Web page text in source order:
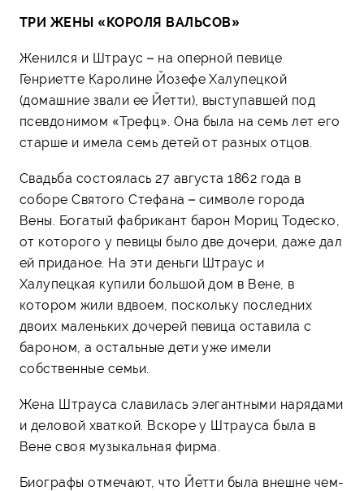
ТРИ ЖЕНЫ «КОРОЛЯ ВАЛЬСОВ»
Женился и Штраус – на оперной певице
Генриетте Каролине Йозефе Халупецкой
(домашние звали ее Йетти), выступавшей под
псевдонимом «Трефц». Она была на семь лет его
старше и имела семь детей от разных отцов.
Свадьба состоялась 27 августа 1862 года в
соборе Святого Стефана – символе города
Вены. Богатый фабрикант барон Мориц Тодеско,
от которого у певицы было две дочери, даже дал
ей приданое. На эти деньги Штраус и
Халупецкая купили большой дом в Вене, в
котором жили вдвоем, поскольку последних
двоих маленьких дочерей певица оставила с
бароном, а остальные дети уже имели
собственные семьи.
Жена Штрауса славилась элегантными нарядами
и деловой хваткой. Вскоре у Штрауса была в
Вене своя музыкальная фирма.
Биографы отмечают, что Йетти была внешне чем-